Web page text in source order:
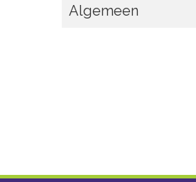
Algemeen